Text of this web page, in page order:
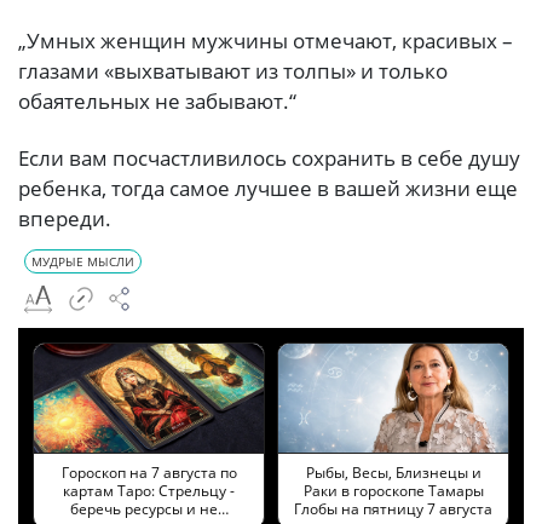
„Умных женщин мужчины отмечают, красивых –
глазами «выхватывают из толпы» и только
обаятельных не забывают.“
Если вам посчастливилось сохранить в себе душу
ребенка, тогда самое лучшее в вашей жизни еще
впереди.
МУДРЫЕ МЫСЛИ
Гороскоп на 7 августа по
картам Таро: Стрельцу -
беречь ресурсы и не…
Рыбы, Весы, Близнецы и
Раки в гороскопе Тамары
Глобы на пятницу 7 августа